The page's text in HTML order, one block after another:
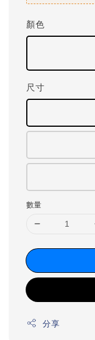
顏色
尺寸
數量
分享